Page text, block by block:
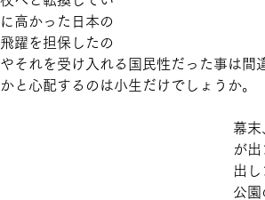
高かった日本の
躍を担保したの
それを受け入れる国民性だった事は間
と心配するのは小生だけでしょうか。
幕末
が
出し
公園